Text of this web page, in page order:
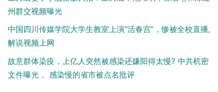
州群交视频曝光
中国四川传媒学院大学生教室上演“活春宫”，惨被全校直播,
解说视频上网
故意群体染疫，上亿人突然被感染还嫌阳得太慢? 中共机密
文件曝光， 感染慢的省市被点名批评